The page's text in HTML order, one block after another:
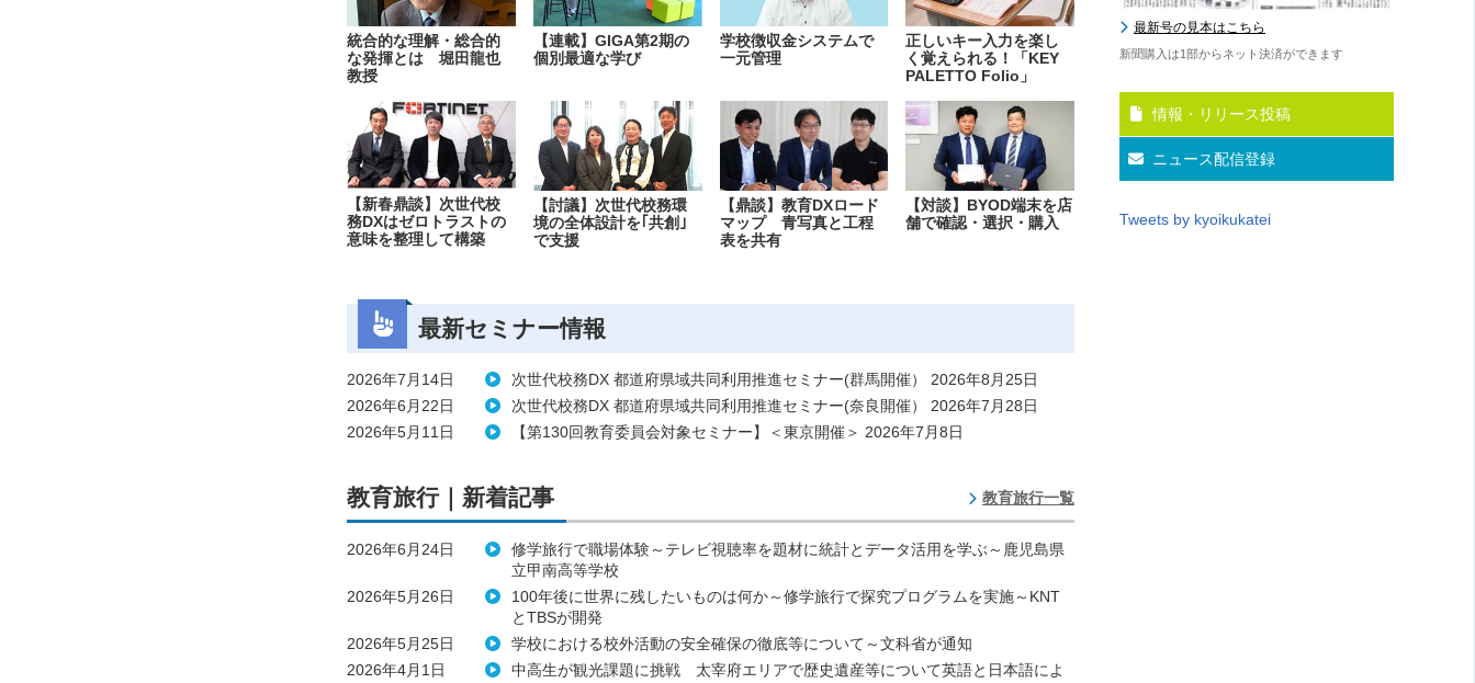
統合的な理解・総合的
な発揮とは 堀田龍也
教授
【連載】GIGA第2期の
個別最適な学び
学校徴収金システムで
一元管理
正しいキー入力を楽し
く覚えられる！「KEY
PALETTO Folio」
【新春鼎談】次世代校
務DXはゼロトラストの
意味を整理して構築
【討議】次世代校務環
境の全体設計を｢共創｣
で支援
【鼎談】教育DXロード
マップ 青写真と工程
表を共有
【対談】BYOD端末を店
舗で確認・選択・購入
最新セミナー情報
2026年7月14日
次世代校務DX 都道府県域共同利用推進セミナー(群馬開催） 2026年8月25日
2026年6月22日
次世代校務DX 都道府県域共同利用推進セミナー(奈良開催） 2026年7月28日
2026年5月11日
【第130回教育委員会対象セミナー】＜東京開催＞ 2026年7月8日
教育旅行｜新着記事 教育旅行一覧
2026年6月24日
修学旅行で職場体験～テレビ視聴率を題材に統計とデータ活用を学ぶ～鹿児島県
立甲南高等学校
2026年5月26日
100年後に世界に残したいものは何か～修学旅行で探究プログラムを実施～KNT
とTBSが開発
2026年5月25日
学校における校外活動の安全確保の徹底等について～文科省が通知
2026年4月1日
中高生が観光課題に挑戦 太宰府エリアで歴史遺産等について英語と日本語によ
最新号の見本はこちら
新聞購入は1部からネット決済ができます
情報・リリース投稿
ニュース配信登録
Tweets by kyoikukatei